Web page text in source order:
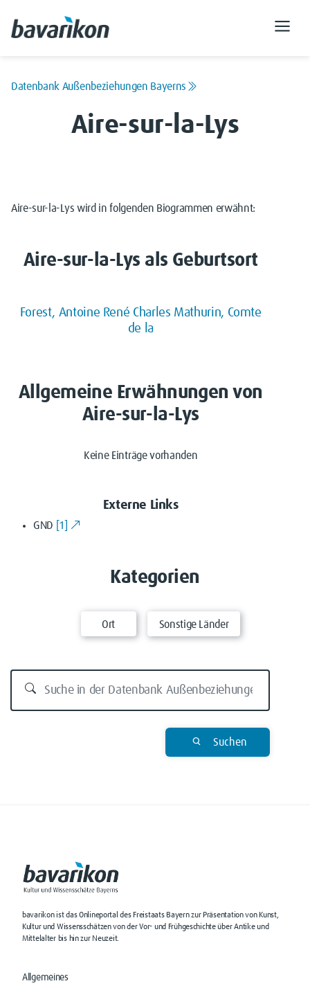
Datenbank Außenbeziehungen Bayerns
Aire-sur-la-Lys
Aire-sur-la-Lys wird in folgenden Biogrammen erwähnt:
Aire-sur-la-Lys als Geburtsort
Forest, Antoine René Charles Mathurin, Comte
de la
Allgemeine Erwähnungen von
Aire-sur-la-Lys
Keine Einträge vorhanden
Externe Links
GND [1]
Kategorien
Ort Sonstige Länder
Suchen
bavarikon ist das Onlineportal des Freistaats Bayern zur Präsentation von Kunst,
Kultur und Wissensschätzen von der Vor- und Frühgeschichte über Antike und
Mittelalter bis hin zur Neuzeit.
Allgemeines